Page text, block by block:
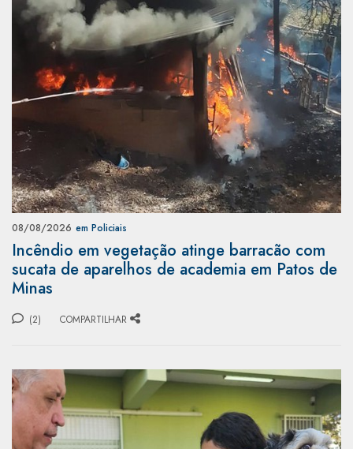
08/08/2026 em Policiais
Incêndio em vegetação atinge barracão com
sucata de aparelhos de academia em Patos de
Minas
(2) COMPARTILHAR